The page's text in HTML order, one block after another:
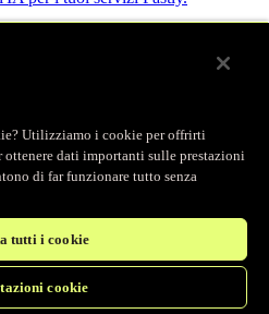
Utilizziamo i cookie per offrirti
ottenere dati importanti sulle prestazioni
di far funzionare tutto senza
tutti i cookie
cookie